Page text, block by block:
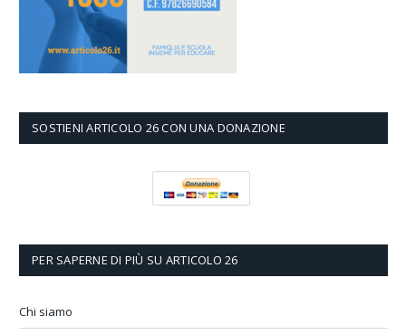
SOSTIENI ARTICOLO 26 CON UNA DONAZIONE
PER SAPERNE DI PIÙ SU ARTICOLO 26
Chi siamo